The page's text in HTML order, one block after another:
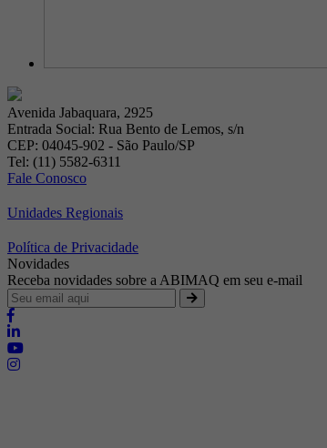
Avenida Jabaquara, 2925
Entrada Social: Rua Bento de Lemos, s/n
CEP: 04045-902 - São Paulo/SP
Tel: (11) 5582-6311
Fale Conosco
Unidades Regionais
Política de Privacidade
Novidades
Receba novidades sobre a ABIMAQ em seu e-mail